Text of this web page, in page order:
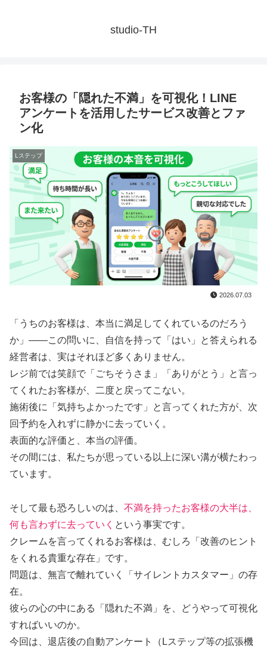
studio-TH
お客様の「隠れた不満」を可視化！LINE
アンケートを活用したサービス改善とファ
ン化
Lステップ
2026.07.03
「うちのお客様は、本当に満足してくれているのだろう
か」——この問いに、自信を持って「はい」と答えられる
経営者は、実はそれほど多くありません。
レジ前では笑顔で「ごちそうさま」「ありがとう」と言っ
てくれたお客様が、二度と戻ってこない。
施術後に「気持ちよかったです」と言ってくれた方が、次
回予約を入れずに静かに去っていく。
表面的な評価と、本当の評価。
その間には、私たちが思っている以上に深い溝が横たわっ
ています。
そして最も恐ろしいのは、 不満を持ったお客様の大半は、
何も言わずに去っていく という事実です。
クレームを言ってくれるお客様は、むしろ「改善のヒント
をくれる貴重な存在」です。
問題は、無言で離れていく「サイレントカスタマー」の存
在。
彼らの心の中にある「隠れた不満」を、どうやって可視化
すればいいのか。
今回は、退店後の自動アンケート（Lステップ等の拡張機